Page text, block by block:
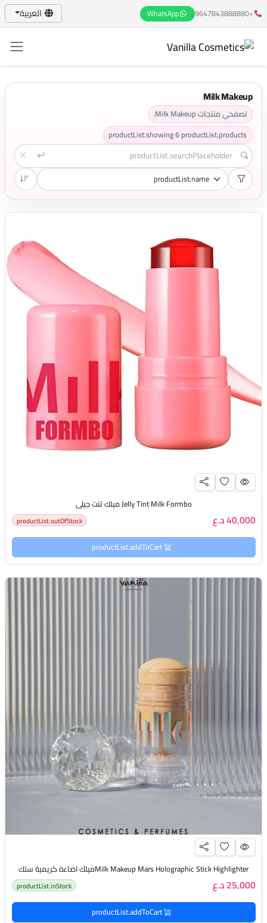
+9647843888880
WhatsApp العربية
Milk Makeup
تصفحي منتجات Milk Makeup.
productList.showing6productList.products
Jelly Tint Milk Formbo ميلك تنت جيلي
40,000 د.ع productList.outOfStock
productList.addToCart
Milk Makeup Mars Holographic Stick Highlighterميلك اضاءة كريمية ستك
25,000 د.ع productList.inStock
productList.addToCart